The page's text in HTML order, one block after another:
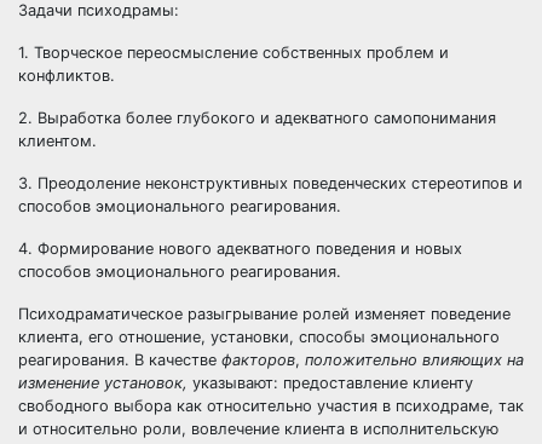
Задачи психодрамы:
1. Творческое переосмысление собственных проблем и
конфликтов.
2. Выработка более глубокого и адекватного самопонимания
клиентом.
3. Преодоление неконструктивных поведенческих стереотипов и
способов эмоционального реагирования.
4. Формирование нового адекватного поведения и новых
способов эмоционального реагирования.
Психодраматическое разыгрывание ролей изменяет поведение
клиента, его отношение, установки, способы эмоционального
реагирования. В качестве факторов, положительно влияющих на
изменение установок, указывают: предоставление клиенту
свободного выбора как относительно участия в психодраме, так
и относительно роли, вовлечение клиента в исполнительскую